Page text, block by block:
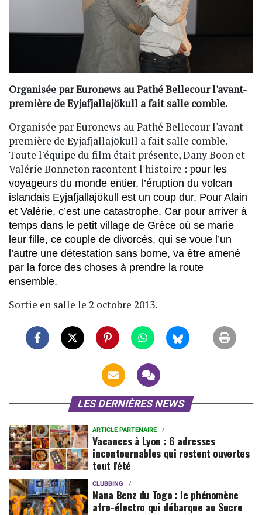
Organisée par Euronews au Pathé Bellecour l'avant-
première de Eyjafjallajökull a fait salle comble.
Organisée par Euronews au Pathé Bellecour l'avant-
première de Eyjafjallajökull a fait salle comble.
Toute l'équipe du film était présente, Dany Boon et
Valérie Bonneton racontent l'histoire : pour les
voyageurs du monde entier, l’éruption du volcan
islandais Eyjafjallajökull est un coup dur. Pour Alain
et Valérie, c’est une catastrophe. Car pour arriver à
temps dans le petit village de Grèce où se marie
leur fille, ce couple de divorcés, qui se voue l’un
l’autre une détestation sans borne, va être amené
par la force des choses à prendre la route
ensemble.
Sortie en salle le 2 octobre 2013.
LES DERNIÈRES NEWS
ARTICLE PARTENAIRE
Vacances à Lyon : 6 adresses
incontournables qui restent ouvertes
tout l'été
CLUBBING
Nana Benz du Togo : le phénomène
afro-électro qui débarque au Sucre